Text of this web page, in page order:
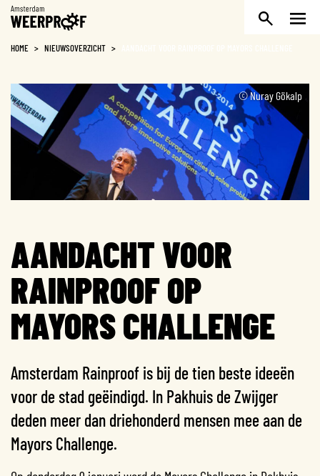
Weerproof
HOME > NIEUWSOVERZICHT >
© Nuray Gökalp
AANDACHT VOOR
RAINPROOF OP
MAYORS CHALLENGE
Amsterdam Rainproof is bij de tien beste ideeën
voor de stad geëindigd. In Pakhuis de Zwijger
deden meer dan driehonderd mensen mee aan de
Mayors Challenge.